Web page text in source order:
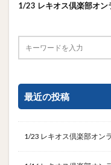
1/23 レキオス倶楽部オン
最近の投稿
1/23 レキオス倶楽部オン